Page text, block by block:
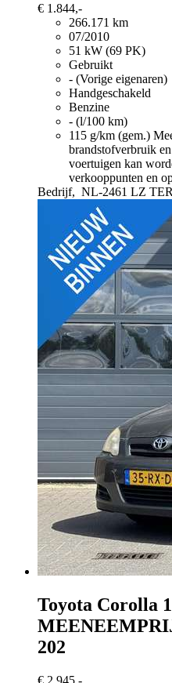
€ 1.844,-
266.171 km
07/2010
51 kW (69 PK)
Gebruikt
- (Vorige eigenaren)
Handgeschakeld
Benzine
- (l/100 km)
115 g/km (gem.)
brandstofverbruik
voertuigen kan
verkooppunten en
Bedrijf, NL-2461 LZ
Toyota Corolla
202
€ 2.945,-